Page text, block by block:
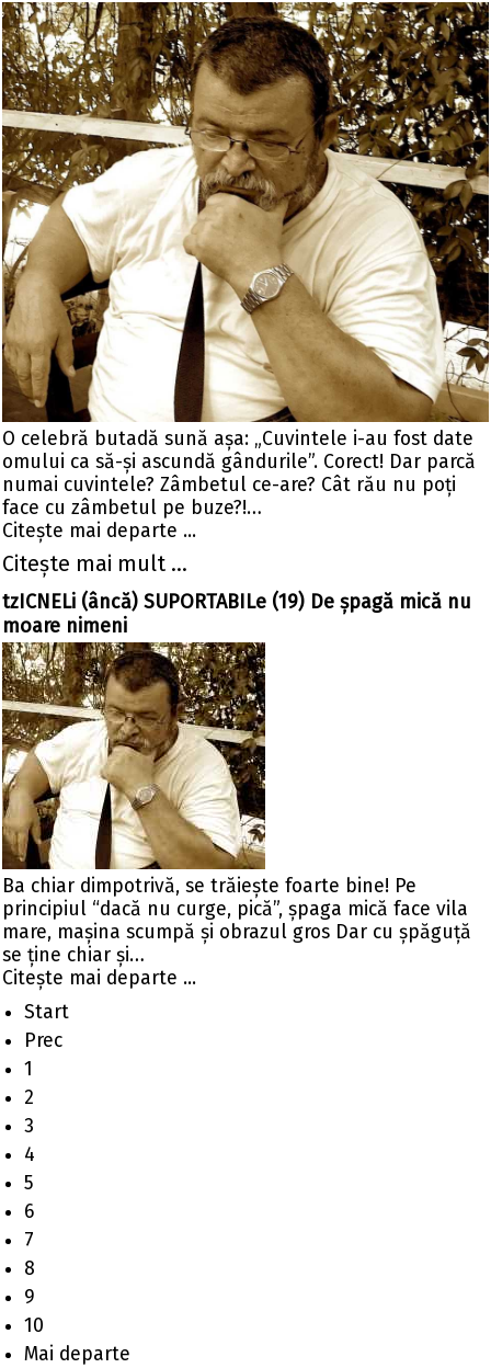
O celebră butadă sună aşa: „Cuvintele i-au fost date
omului ca să-şi ascundă gândurile”. Corect! Dar parcă
numai cuvintele? Zâmbetul ce-are? Cât rău nu poţi
face cu zâmbetul pe buze?!…
Citeşte mai departe ...
Citeşte mai mult ...
tzICNELi (âncă) SUPORTABILe (19) De şpagă mică nu
moare nimeni
Ba chiar dimpotrivă, se trăieşte foarte bine! Pe
principiul “dacă nu curge, pică”, şpaga mică face vila
mare, maşina scumpă şi obrazul gros Dar cu șpăguță
se ține chiar și…
Citeşte mai departe ...
Start
Prec
1
2
3
4
5
6
7
8
9
10
Mai departe